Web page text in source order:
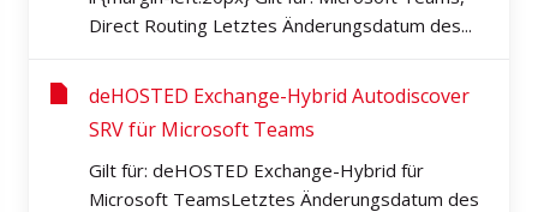
Direct Routing Letztes Änderungsdatum des...
deHOSTED Exchange-Hybrid Autodiscover
SRV für Microsoft Teams
Gilt für: deHOSTED Exchange-Hybrid für
Microsoft TeamsLetztes Änderungsdatum des